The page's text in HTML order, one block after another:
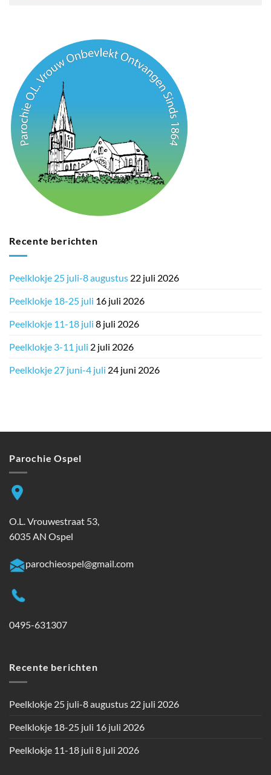
Recente berichten
Peelklokje 25 juli-8 augustus 22 juli 2026
Peelklokje 18-25 juli 16 juli 2026
Peelklokje 11-18 juli 8 juli 2026
Peelklokje 3-11 juli 2 juli 2026
Peelklokje 27 juni-4 juli 24 juni 2026
Parochie Ospel
O.L. Vrouwestraat 53,
6035 AN Ospel
parochieospel@gmail.com
0495-631307
Recente berichten
Peelklokje 25 juli-8 augustus 22 juli 2026
Peelklokje 18-25 juli 16 juli 2026
Peelklokje 11-18 juli 8 juli 2026